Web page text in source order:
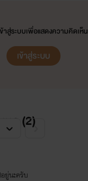
าสู่ระบบเพื่อแสดงความคิดเห็น
เข้าสู่ระบบ
มด (2)
ยู่นะครับ